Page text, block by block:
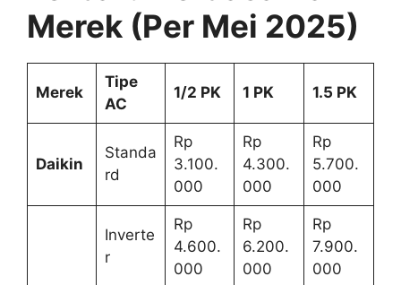
Merek (Per Mei 2025)
Merek
Tipe
AC
1/2 PK 1 PK 1.5 PK
Daikin
Standa
rd
Rp
3.100.
000
Rp
4.300.
000
Rp
5.700.
000
Inverte
r
Rp
4.600.
000
Rp
6.200.
000
Rp
7.900.
000